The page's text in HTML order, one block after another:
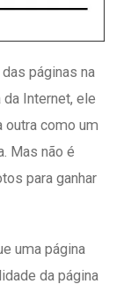
páginas na
Internet, ele
outra como um
Mas não é
para ganhar
uma página
da página